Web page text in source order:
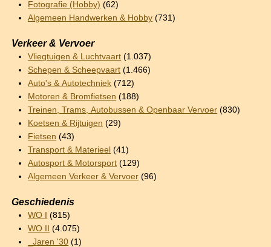
Fotografie (Hobby) (62)
Algemeen Handwerken & Hobby (731)
Verkeer & Vervoer
Vliegtuigen & Luchtvaart (1.037)
Schepen & Scheepvaart (1.466)
Auto's & Autotechniek (712)
Motoren & Bromfietsen (188)
Treinen, Trams, Autobussen & Openbaar Vervoer (830)
Koetsen & Rijtuigen (29)
Fietsen (43)
Transport & Materieel (41)
Autosport & Motorsport (129)
Algemeen Verkeer & Vervoer (96)
Geschiedenis
WO I (815)
WO II (4.075)
_Jaren '30 (1)